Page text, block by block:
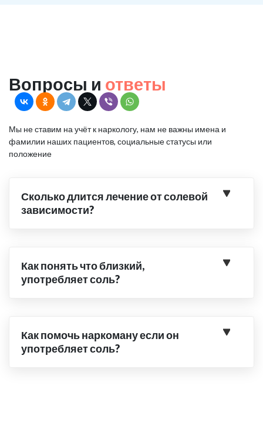
Вопросы и ответы
Мы не ставим на учёт к наркологу, нам не важны имена и
фамилии наших пациентов, социальные статусы или
положение
Сколько длится лечение от солевой
зависимости?
Как понять что близкий,
употребляет соль?
Как помочь наркоману если он
употребляет соль?